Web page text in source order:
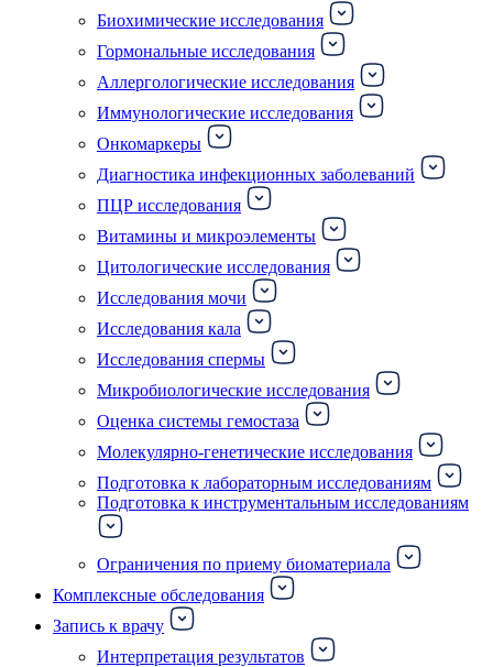
Биохимические исследования
Гормональные исследования
Аллергологические исследования
Иммунологические исследования
Онкомаркеры
Диагностика инфекционных заболеваний
ПЦР исследования
Витамины и микроэлементы
Цитологические исследования
Исследования мочи
Исследования кала
Исследования спермы
Микробиологические исследования
Оценка системы гемостаза
Молекулярно-генетические исследования
Подготовка к лабораторным исследованиям
Подготовка к инструментальным исследованиям
Ограничения по приему биоматериала
Комплексные обследования
Запись к врачу
Интерпретация результатов